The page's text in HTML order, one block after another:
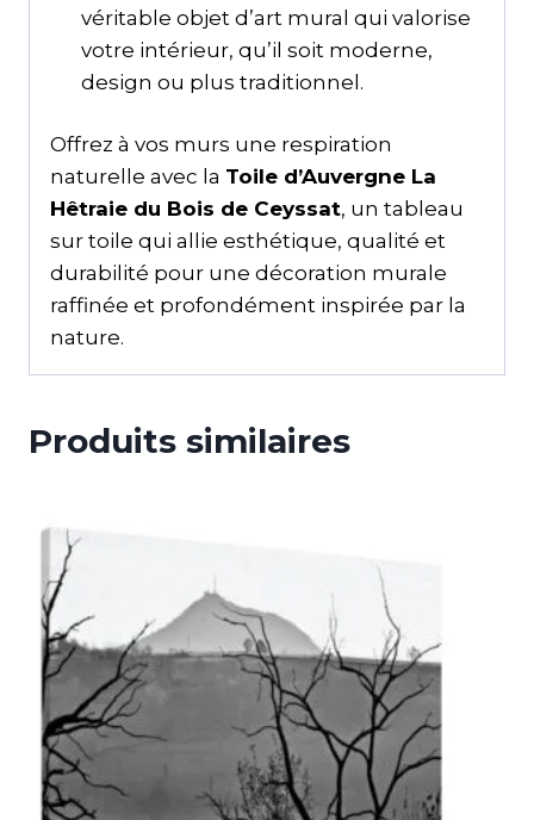
véritable objet d’art mural qui valorise
votre intérieur, qu’il soit moderne,
design ou plus traditionnel.
Offrez à vos murs une respiration
naturelle avec la Toile d’Auvergne La
Hêtraie du Bois de Ceyssat, un tableau
sur toile qui allie esthétique, qualité et
durabilité pour une décoration murale
raffinée et profondément inspirée par la
nature.
Produits similaires